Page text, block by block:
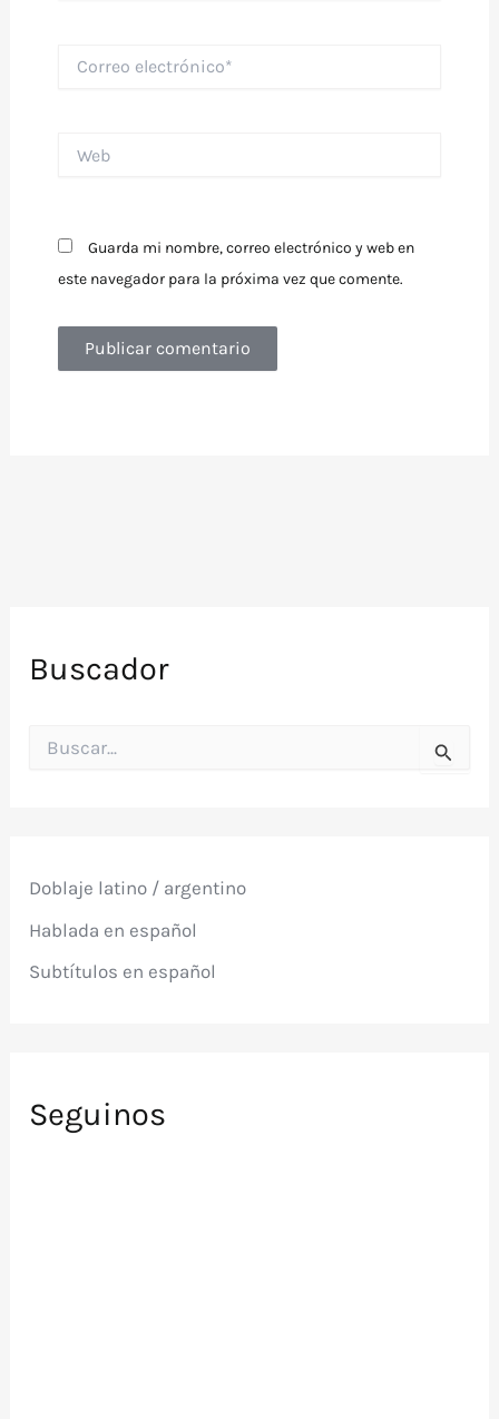
electrónico*
Guarda mi nombre, correo electrónico y web en
este navegador para la próxima vez que comente.
Buscador
o
:
Doblaje latino / argentino
Hablada en español
Subtítulos en español
Seguinos